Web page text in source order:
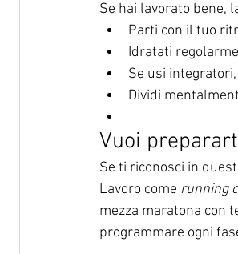
Se hai lavorato bene,
Parti con il tuo
Idratati
Se usi integratori,
Dividi
Vuoi
Se ti riconosci in
Lavoro come running
mezza maratona con
programmare ogni